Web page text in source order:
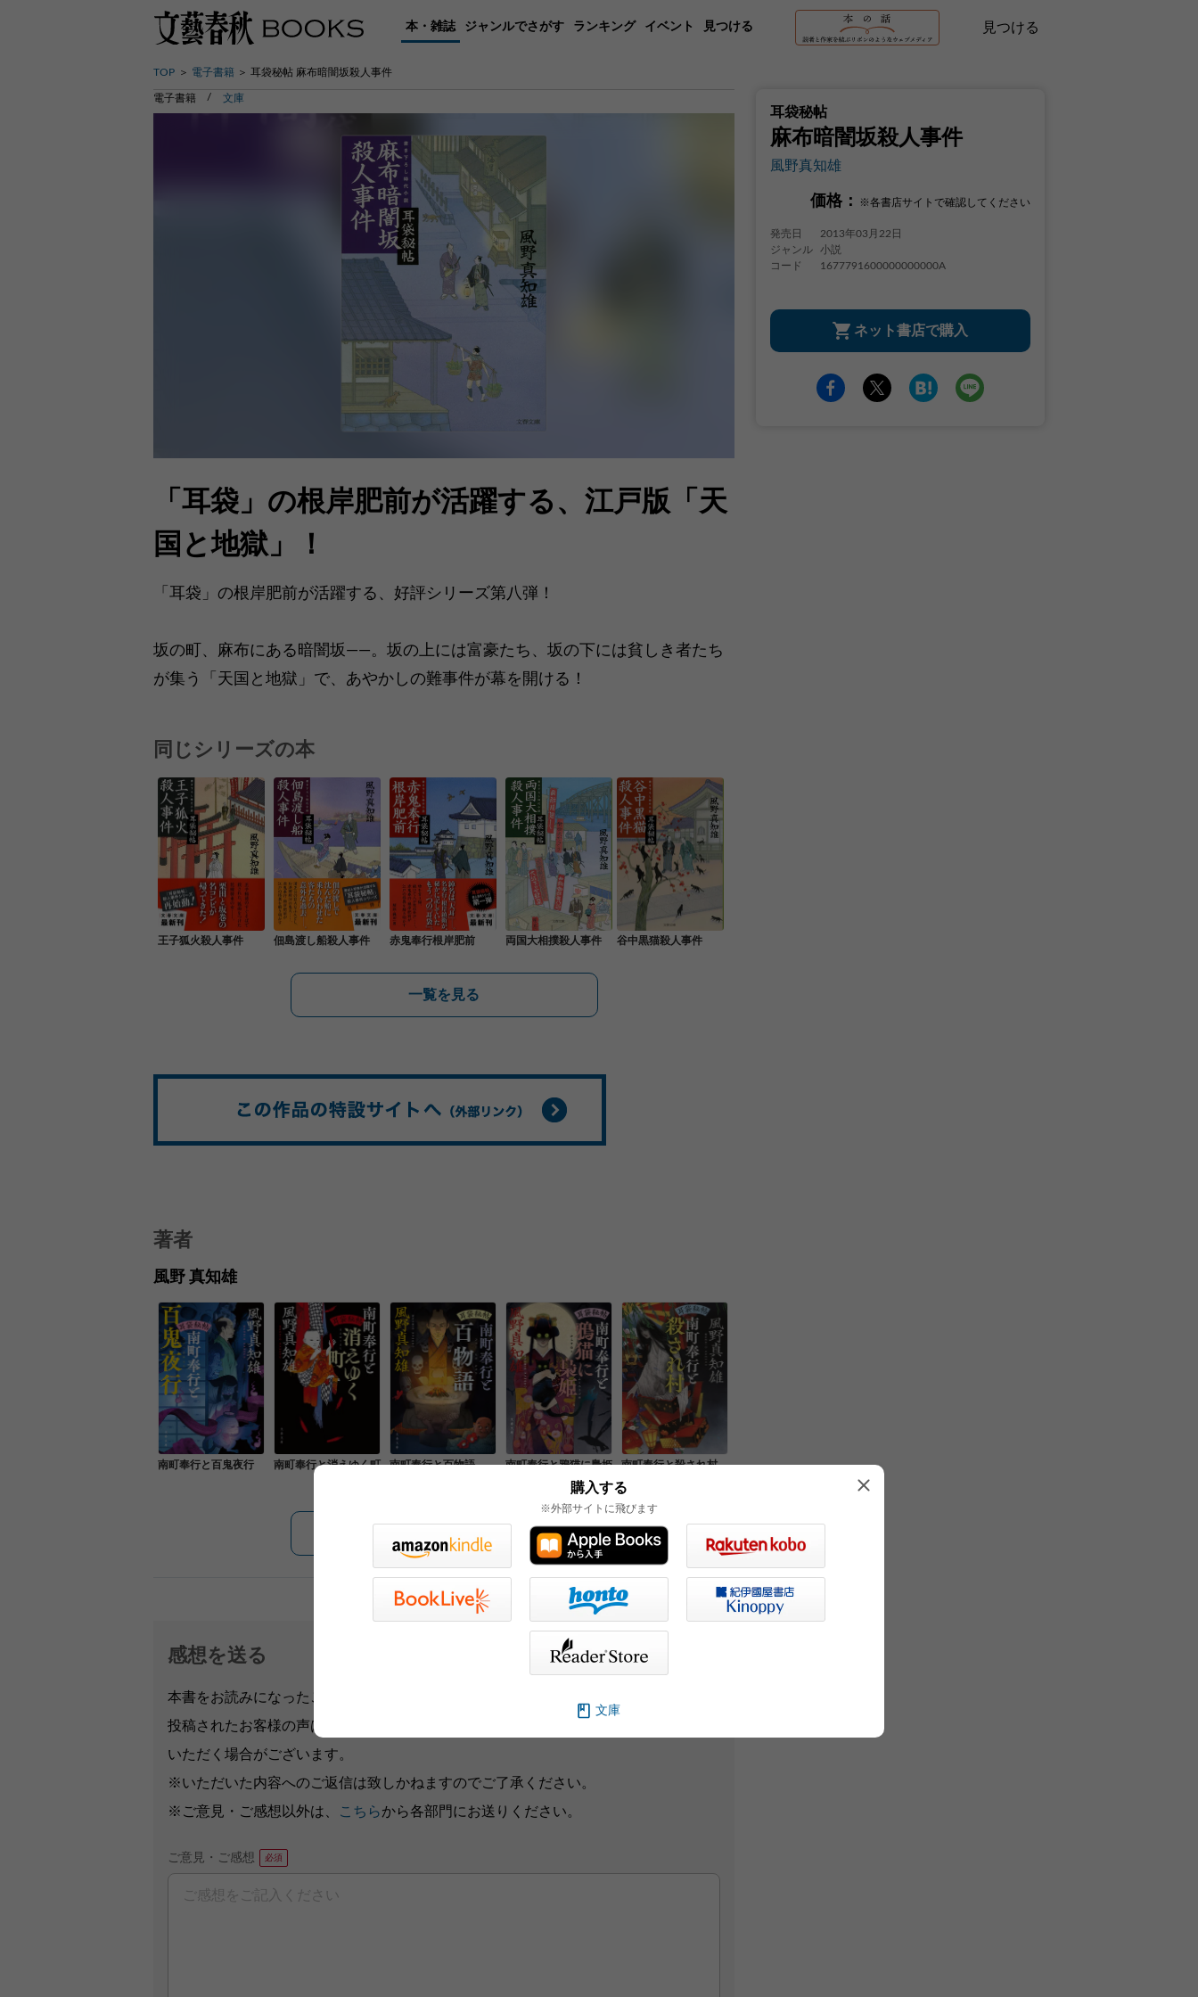
本・雑誌 ジャンルでさがす ランキング イベント 見つける 見つける
TOP 電子書籍 耳袋秘帖 麻布暗闇坂殺人事件
耳袋秘帖
麻布暗闇坂殺人事件
風野真知雄
価格： ※各書店サイトで確認してください
発売日
2013年03月22日
ジャンル
小説
コード
1677791600000000000A
ネット書店で購入
電子書籍 文庫
「耳袋」の根岸肥前が活躍する、江戸版「天
国と地獄」！
「耳袋」の根岸肥前が活躍する、好評シリーズ第八弾！
坂の町、麻布にある暗闇坂――。坂の上には富豪たち、坂の下には貧しき者たち
が集う「天国と地獄」で、あやかしの難事件が幕を開ける！
同じシリーズの本
王子狐火殺人事件 佃島渡し船殺人事件 赤鬼奉行根岸肥前 両国大相撲殺人事件 谷中黒猫殺人事件
一覧を見る
著者
風野 真知雄
南町奉行と百鬼夜行 南町奉行と消えゆく町 南町奉行と百物語 南町奉行と鴉猫に梟姫 南町奉行と殺され村
一覧を見る
感想を送る
本書をお読みになったご意見・ご感想をお寄せください。
投稿されたお客様の声は、弊社ウェブサイト、また新聞・雑誌広告などに掲載させて
いただく場合がございます。
※いただいた内容へのご返信は致しかねますのでご了承ください。
※ご意見・ご感想以外は、
こちらから各部門にお送りください。
ご意見・ご感想
購入する
※外部サイトに飛びます
文庫